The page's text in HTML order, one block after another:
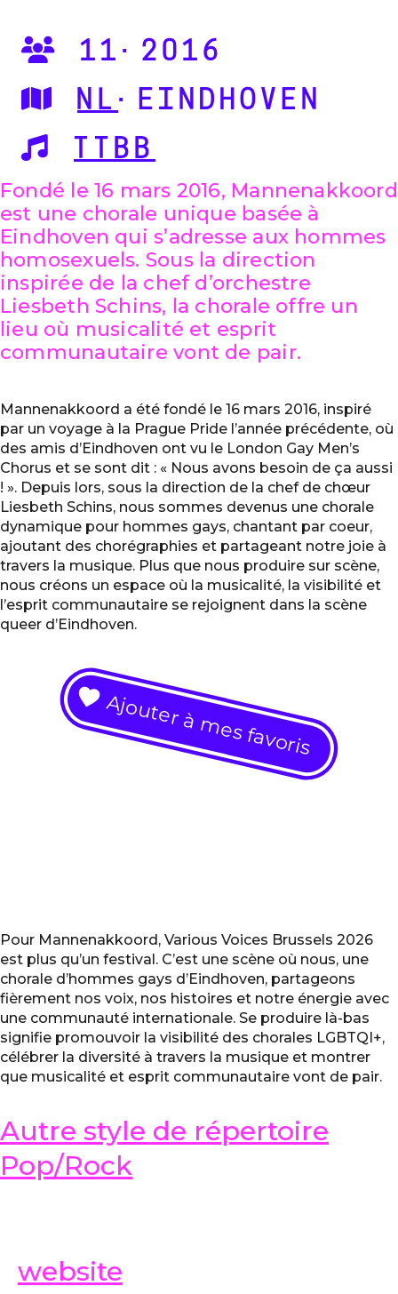
11·2016
NL ·EINDHOVEN
TTBB
Fondé le 16 mars 2016, Mannenakkoord
est une chorale unique basée à
Eindhoven qui s’adresse aux hommes
homosexuels. Sous la direction
inspirée de la chef d’orchestre
Liesbeth Schins, la chorale offre un
lieu où musicalité et esprit
communautaire vont de pair.
Mannenakkoord a été fondé le 16 mars 2016, inspiré
par un voyage à la Prague Pride l’année précédente, où
des amis d’Eindhoven ont vu le London Gay Men’s
Chorus et se sont dit : « Nous avons besoin de ça aussi
! ». Depuis lors, sous la direction de la chef de chœur
Liesbeth Schins, nous sommes devenus une chorale
dynamique pour hommes gays, chantant par coeur,
ajoutant des chorégraphies et partageant notre joie à
travers la musique. Plus que nous produire sur scène,
nous créons un espace où la musicalité, la visibilité et
l’esprit communautaire se rejoignent dans la scène
queer d’Eindhoven.
Ajouter à mes favoris
Pour Mannenakkoord, Various Voices Brussels 2026
est plus qu’un festival. C’est une scène où nous, une
chorale d’hommes gays d’Eindhoven, partageons
fièrement nos voix, nos histoires et notre énergie avec
une communauté internationale. Se produire là-bas
signifie promouvoir la visibilité des chorales LGBTQI+,
célébrer la diversité à travers la musique et montrer
que musicalité et esprit communautaire vont de pair.
Autre style de répertoire
Pop/Rock
website